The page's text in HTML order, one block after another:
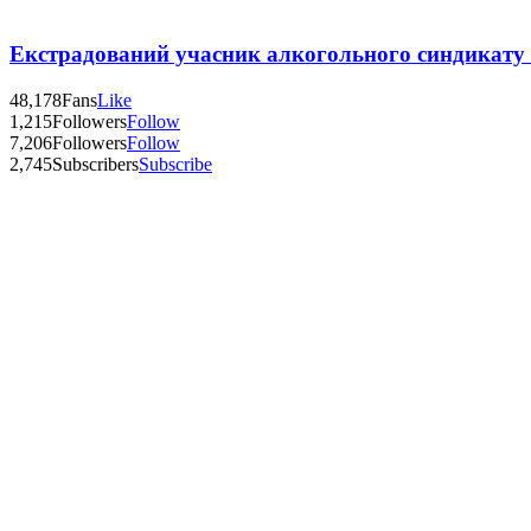
Екстрадований учасник алкогольного синдикату
48,178FansLike
1,215FollowersFollow
7,206FollowersFollow
2,745SubscribersSubscribe